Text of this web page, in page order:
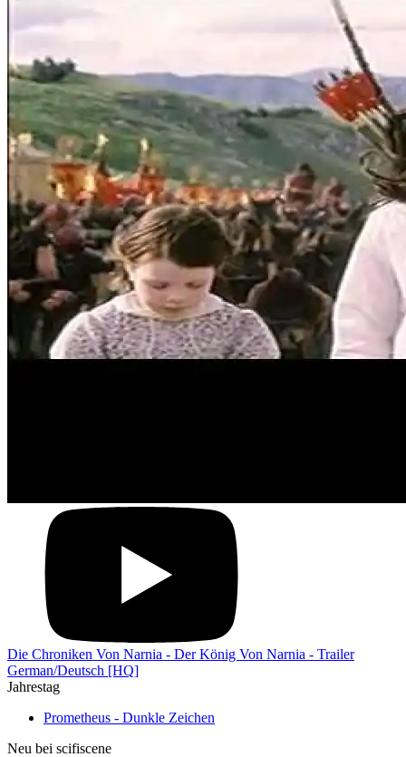
Die Chroniken Von Narnia - Der König Von Narnia - Trailer
German/Deutsch [HQ]
Jahrestag
Prometheus - Dunkle Zeichen
Neu bei scifiscene